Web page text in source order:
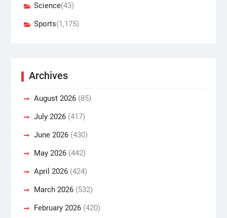
Science(43)
Sports(1,175)
Archives
August 2026(85)
July 2026(417)
June 2026(430)
May 2026(442)
April 2026(424)
March 2026(532)
February 2026(420)